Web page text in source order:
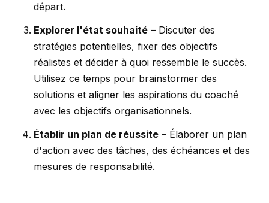
départ.
Explorer l'état souhaité – Discuter des
stratégies potentielles, fixer des objectifs
réalistes et décider à quoi ressemble le succès.
Utilisez ce temps pour brainstormer des
solutions et aligner les aspirations du coaché
avec les objectifs organisationnels.
Établir un plan de réussite – Élaborer un plan
d'action avec des tâches, des échéances et des
mesures de responsabilité.